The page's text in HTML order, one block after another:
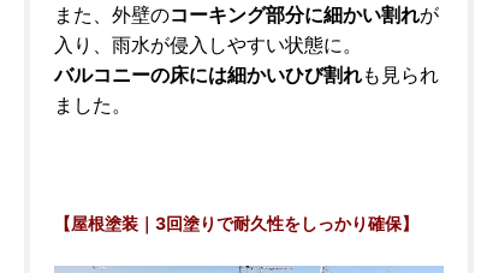
また、外壁のコーキング部分に細かい割れが
入り、雨水が侵入しやすい状態に。
バルコニーの床には細かいひび割れも見られ
ました。
【屋根塗装｜3回塗りで耐久性をしっかり確保】